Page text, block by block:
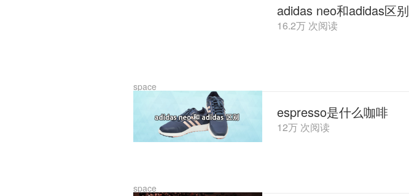
space
adidas neo和adidas区别
16.2万 次阅读
space
espresso是什么咖啡
12万 次阅读